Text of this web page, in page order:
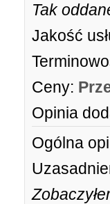
Tak
Jakość
Ceny:
Opinia
Ogólna